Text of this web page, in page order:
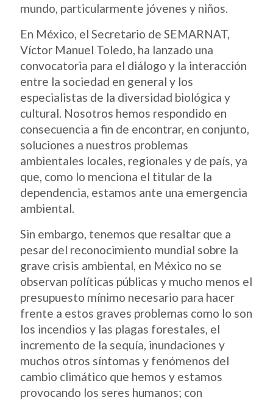
mundo, particularmente jóvenes y niños.
En México, el Secretario de SEMARNAT,
Víctor Manuel Toledo, ha lanzado una
convocatoria para el diálogo y la interacción
entre la sociedad en general y los
especialistas de la diversidad biológica y
cultural. Nosotros hemos respondido en
consecuencia a fin de encontrar, en conjunto,
soluciones a nuestros problemas
ambientales locales, regionales y de país, ya
que, como lo menciona el titular de la
dependencia, estamos ante una emergencia
ambiental.
Sin embargo, tenemos que resaltar que a
pesar del reconocimiento mundial sobre la
grave crisis ambiental, en México no se
observan políticas públicas y mucho menos el
presupuesto mínimo necesario para hacer
frente a estos graves problemas como lo son
los incendios y las plagas forestales, el
incremento de la sequía, inundaciones y
muchos otros síntomas y fenómenos del
cambio climático que hemos y estamos
provocando los seres humanos; con